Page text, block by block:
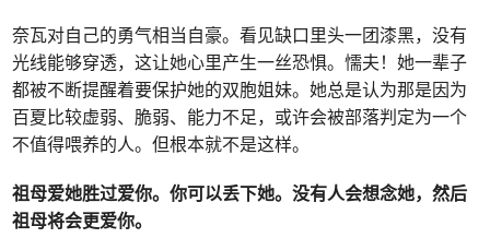
奈瓦对自己的勇气相当自豪。看见缺口里头一团漆黑，没有
光线能够穿透，这让她心里产生一丝恐惧。懦夫！她一辈子
都被不断提醒着要保护她的双胞姐妹。她总是认为那是因为
百夏比较虚弱、脆弱、能力不足，或许会被部落判定为一个
不值得喂养的人。但根本就不是这样。
祖母爱她胜过爱你。你可以丢下她。没有人会想念她，然后
祖母将会更爱你。